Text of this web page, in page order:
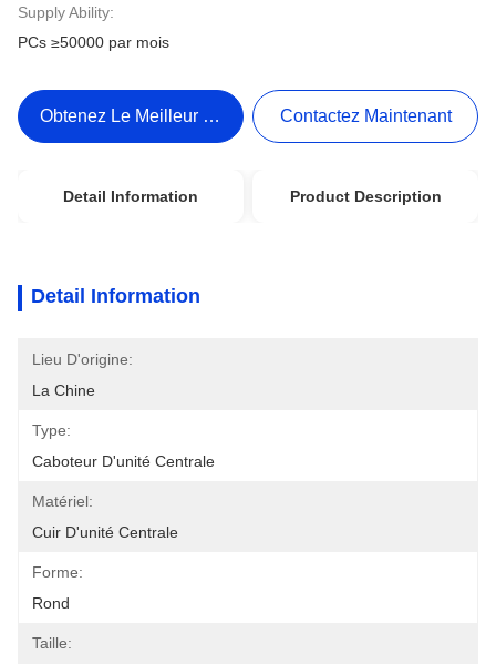
Supply Ability:
PCs ≥50000 par mois
Obtenez Le Meilleur Prix Contactez Maintenant
Detail Information Product Description
Detail Information
Lieu D'origine:
La Chine
Type:
Caboteur D'unité Centrale
Matériel:
Cuir D'unité Centrale
Forme:
Rond
Taille: